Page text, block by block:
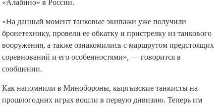
«Алабино» в России.
«На данный момент танковые экипажи уже получили
бронетехнику, провели ее обкатку и пристрелку из танкового
вооружения, а также ознакомились с маршрутом предстоящих
соревнований и его особенностями», — говорится в
сообщении.
Как напомнили в Минобороны, кыргызские танкисты на
прошлогодних играх вошли в первую дивизию. Теперь им